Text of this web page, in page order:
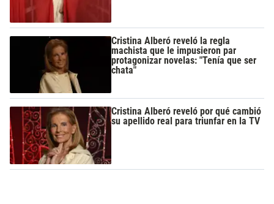
Cristina Alberó reveló la regla
machista que le impusieron par
protagonizar novelas: "Tenía que ser
chata"
Cristina Alberó reveló por qué cambió
su apellido real para triunfar en la TV